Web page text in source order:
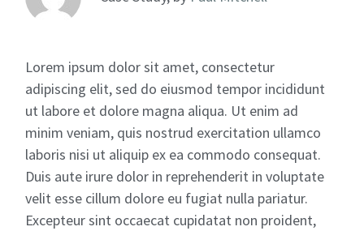
Lorem ipsum dolor sit amet, consectetur
adipiscing elit, sed do eiusmod tempor incididunt
ut labore et dolore magna aliqua. Ut enim ad
minim veniam, quis nostrud exercitation ullamco
laboris nisi ut aliquip ex ea commodo consequat.
Duis aute irure dolor in reprehenderit in voluptate
velit esse cillum dolore eu fugiat nulla pariatur.
Excepteur sint occaecat cupidatat non proident,